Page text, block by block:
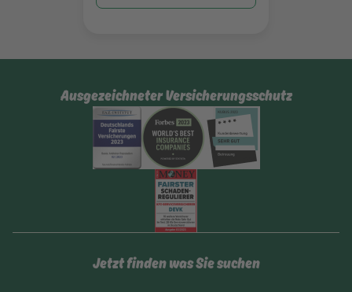
Ausgezeichneter Versicherungsschutz
Jetzt finden was Sie suchen